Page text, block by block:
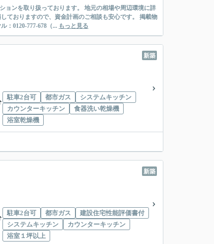
ョンを取り扱っております。 地元の相場や周辺環境に詳
ておりますので、資金計画のご相談も安心です。 掲載物
：0120-777-678（... もっと見る
新築
駐車2台可 都市ガス
システムキッチン
カウンターキッチン
食器洗い乾燥機
浴室乾燥機
新築
駐車2台可 都市ガス
建設住宅性能評価書付
システムキッチン
カウンターキッチン
浴室１坪以上